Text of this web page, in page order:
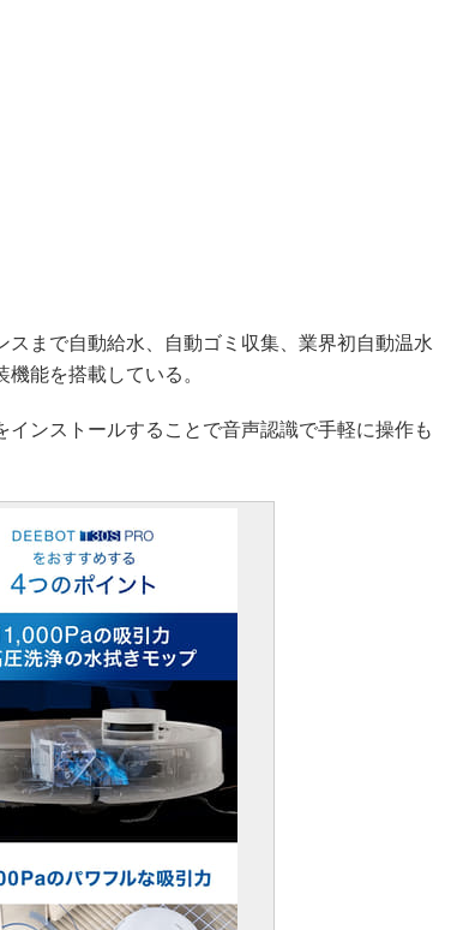
まで自動給水、自動ゴミ収集、業界初自動温水
能を搭載している。
ンストールすることで音声認識で手軽に操作も